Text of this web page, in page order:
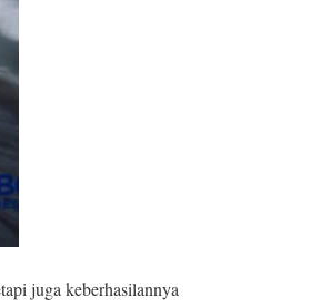
juga keberhasilannya